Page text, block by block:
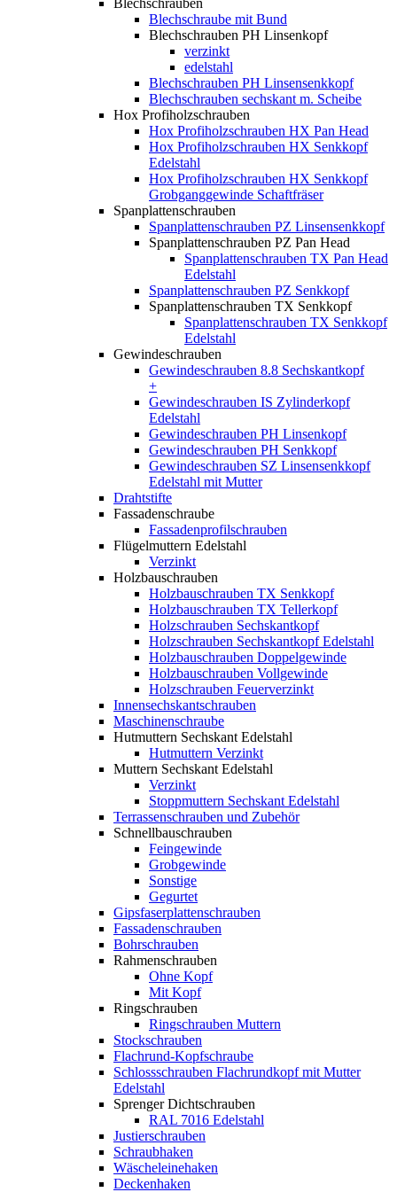
Blechschrauben
Blechschraube mit Bund
Blechschrauben PH Linsenkopf
verzinkt
edelstahl
Blechschrauben PH Linsensenkkopf
Blechschrauben sechskant m. Scheibe
Hox Profiholzschrauben
Hox Profiholzschrauben HX Pan Head
Hox Profiholzschrauben HX Senkkopf
Edelstahl
Hox Profiholzschrauben HX Senkkopf
Grobganggewinde Schaftfräser
Spanplattenschrauben
Spanplattenschrauben PZ Linsensenkkopf
Spanplattenschrauben PZ Pan Head
Spanplattenschrauben TX Pan Head
Edelstahl
Spanplattenschrauben PZ Senkkopf
Spanplattenschrauben TX Senkkopf
Spanplattenschrauben TX Senkkopf
Edelstahl
Gewindeschrauben
Gewindeschrauben 8.8 Sechskantkopf
+
Gewindeschrauben IS Zylinderkopf
Edelstahl
Gewindeschrauben PH Linsenkopf
Gewindeschrauben PH Senkkopf
Gewindeschrauben SZ Linsensenkkopf
Edelstahl mit Mutter
Drahtstifte
Fassadenschraube
Fassadenprofilschrauben
Flügelmuttern Edelstahl
Verzinkt
Holzbauschrauben
Holzbauschrauben TX Senkkopf
Holzbauschrauben TX Tellerkopf
Holzschrauben Sechskantkopf
Holzschrauben Sechskantkopf Edelstahl
Holzbauschrauben Doppelgewinde
Holzbauschrauben Vollgewinde
Holzschrauben Feuerverzinkt
Innensechskantschrauben
Maschinenschraube
Hutmuttern Sechskant Edelstahl
Hutmuttern Verzinkt
Muttern Sechskant Edelstahl
Verzinkt
Stoppmuttern Sechskant Edelstahl
Terrassenschrauben und Zubehör
Schnellbauschrauben
Feingewinde
Grobgewinde
Sonstige
Gegurtet
Gipsfaserplattenschrauben
Fassadenschrauben
Bohrschrauben
Rahmenschrauben
Ohne Kopf
Mit Kopf
Ringschrauben
Ringschrauben Muttern
Stockschrauben
Flachrund-Kopfschraube
Schlossschrauben Flachrundkopf mit Mutter
Edelstahl
Sprenger Dichtschrauben
RAL 7016 Edelstahl
Justierschrauben
Schraubhaken
Wäscheleinehaken
Deckenhaken